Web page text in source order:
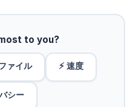
to you?
ァイル ⚡ 速度
シー